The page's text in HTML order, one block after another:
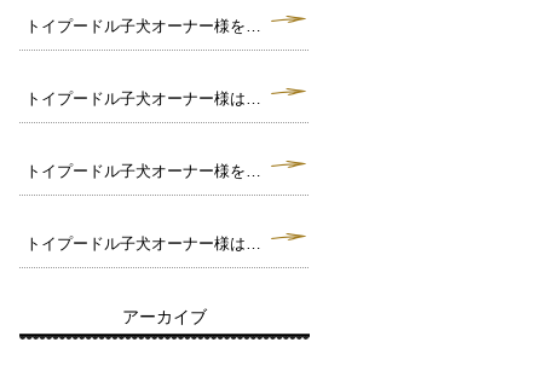
トイプードル子犬オーナー様を募集中です。毛色クリーム トイサイズ予想♪（犬舎：大阪府堺市）
トイプードル子犬オーナー様は決まりました。毛色ブラック タイニーサイズ予想♪（犬舎：大阪府堺市）
トイプードル子犬オーナー様を募集中です。毛色ブラック トイサイズ予想♪（犬舎：大阪府堺市）
トイプードル子犬オーナー様は決まりました。毛色ペールフォーン タイニーサイズ予想♪（犬舎：大阪府堺市）
アーカイブ